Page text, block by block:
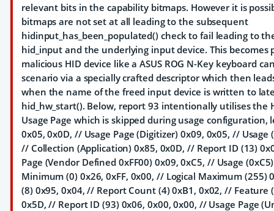
relevant bits in the capability bitmaps. However it is
bitmaps are not set at all leading to the subsequent
hidinput_has_been_populated() check to fail leading to
hid_input and the underlying input device. This becomes
malicious HID device like a ASUS ROG N-Key keyboard
scenario via a specially crafted descriptor which then
when the name of the freed input device is written to
hid_hw_start(). Below, report 93 intentionally utilises the
Usage Page which is skipped during usage configuration,
0x05, 0x0D, // Usage Page (Digitizer) 0x09, 0x05, // Usage
// Collection (Application) 0x85, 0x0D, // Report ID (13)
Page (Vendor Defined 0xFF00) 0x09, 0xC5, // Usage
Minimum (0) 0x26, 0xFF, 0x00, // Logical Maximum (255)
(8) 0x95, 0x04, // Report Count (4) 0xB1, 0x02, // Feature
0x5D, // Report ID (93) 0x06, 0x00, 0x00, // Usage Page